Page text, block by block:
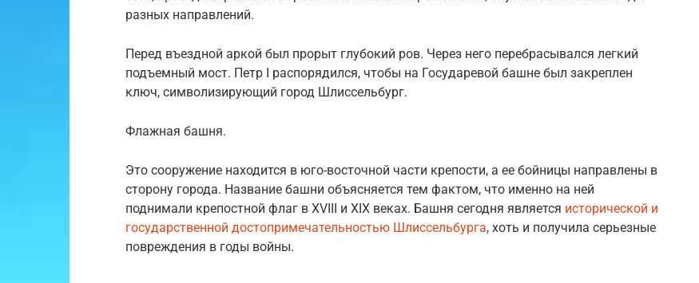
разных направлений.
Перед въездной аркой был прорыт глубокий ров. Через него перебрасывался легкий
подъемный мост. Петр I распорядился, чтобы на Государевой башне был закреплен
ключ, символизирующий город Шлиссельбург.
Флажная башня.
Это сооружение находится в юго-восточной части крепости, а ее бойницы направлены в
сторону города. Название башни объясняется тем фактом, что именно на ней
поднимали крепостной флаг в XVIII и XIX веках. Башня сегодня является исторической и
государственной достопримечательностью Шлиссельбурга, хоть и получила серьезные
повреждения в годы войны.